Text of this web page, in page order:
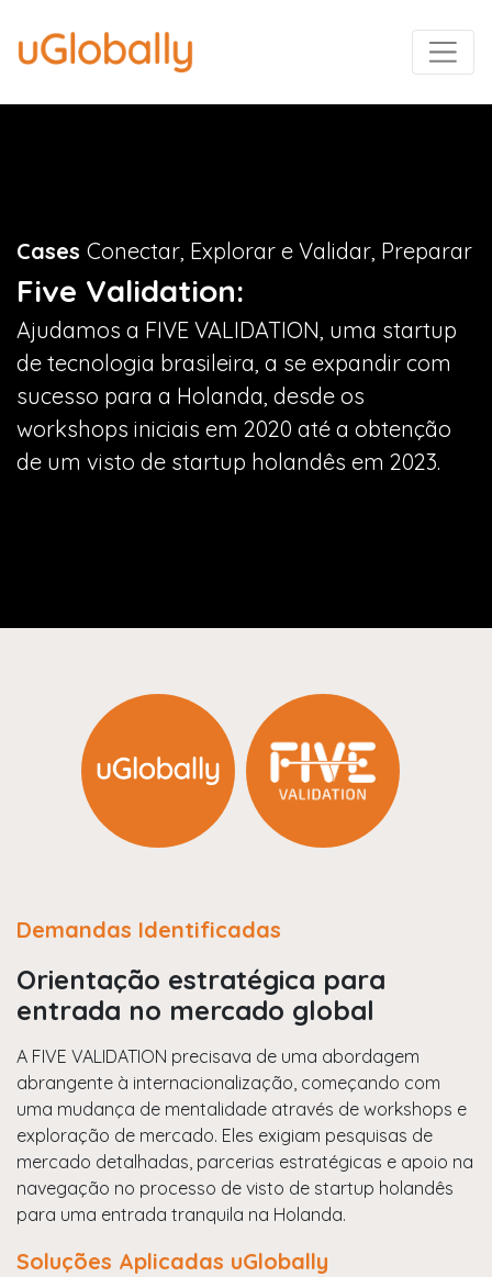
Cases Conectar, Explorar e Validar, Preparar
Five Validation:
Ajudamos a FIVE VALIDATION, uma startup
de tecnologia brasileira, a se expandir com
sucesso para a Holanda, desde os
workshops iniciais em 2020 até a obtenção
de um visto de startup holandês em 2023.
Demandas Identificadas
Orientação estratégica para
entrada no mercado global
A FIVE VALIDATION precisava de uma abordagem
abrangente à internacionalização, começando com
uma mudança de mentalidade através de workshops e
exploração de mercado. Eles exigiam pesquisas de
mercado detalhadas, parcerias estratégicas e apoio na
navegação no processo de visto de startup holandês
para uma entrada tranquila na Holanda.
Soluções Aplicadas uGlobally